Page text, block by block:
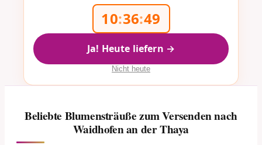
10:36:49
Ja! Heute liefern →
Nicht heute
Beliebte Blumensträuße zum Versenden nach
Waidhofen an der Thaya